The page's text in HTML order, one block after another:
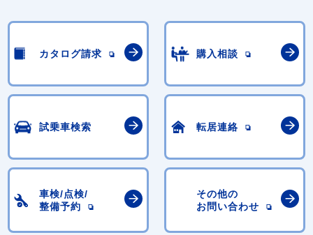
カタログ請求 購入相談
試乗車検索 転居連絡
車検/点検/
整備予約
その他の
お問い合わせ